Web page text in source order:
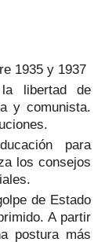
1935 y 1937
libertad de
y comunista.
para
los consejos
de Estado
A partir
postura más